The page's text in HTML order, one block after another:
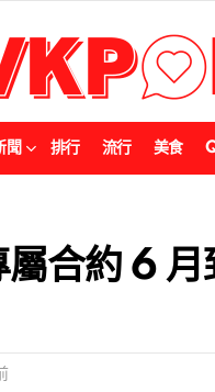
聞 排行 流行 美食
合約 6